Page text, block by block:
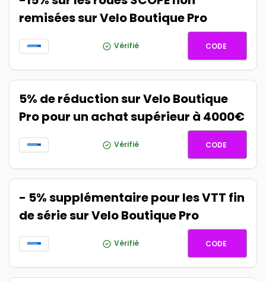
remisées sur Velo Boutique Pro
Vérifié SCOPE15
CODE
5% de réduction sur Velo Boutique
Pro pour un achat supérieur à 4000€
Vérifié CDE5
CODE
- 5% supplémentaire pour les VTT fin
de série sur Velo Boutique Pro
Vérifié VTT5
CODE